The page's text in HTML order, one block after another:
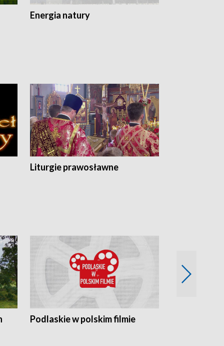
Energia natury
Liturgie prawosławne
Podlaskie w polskim filmie